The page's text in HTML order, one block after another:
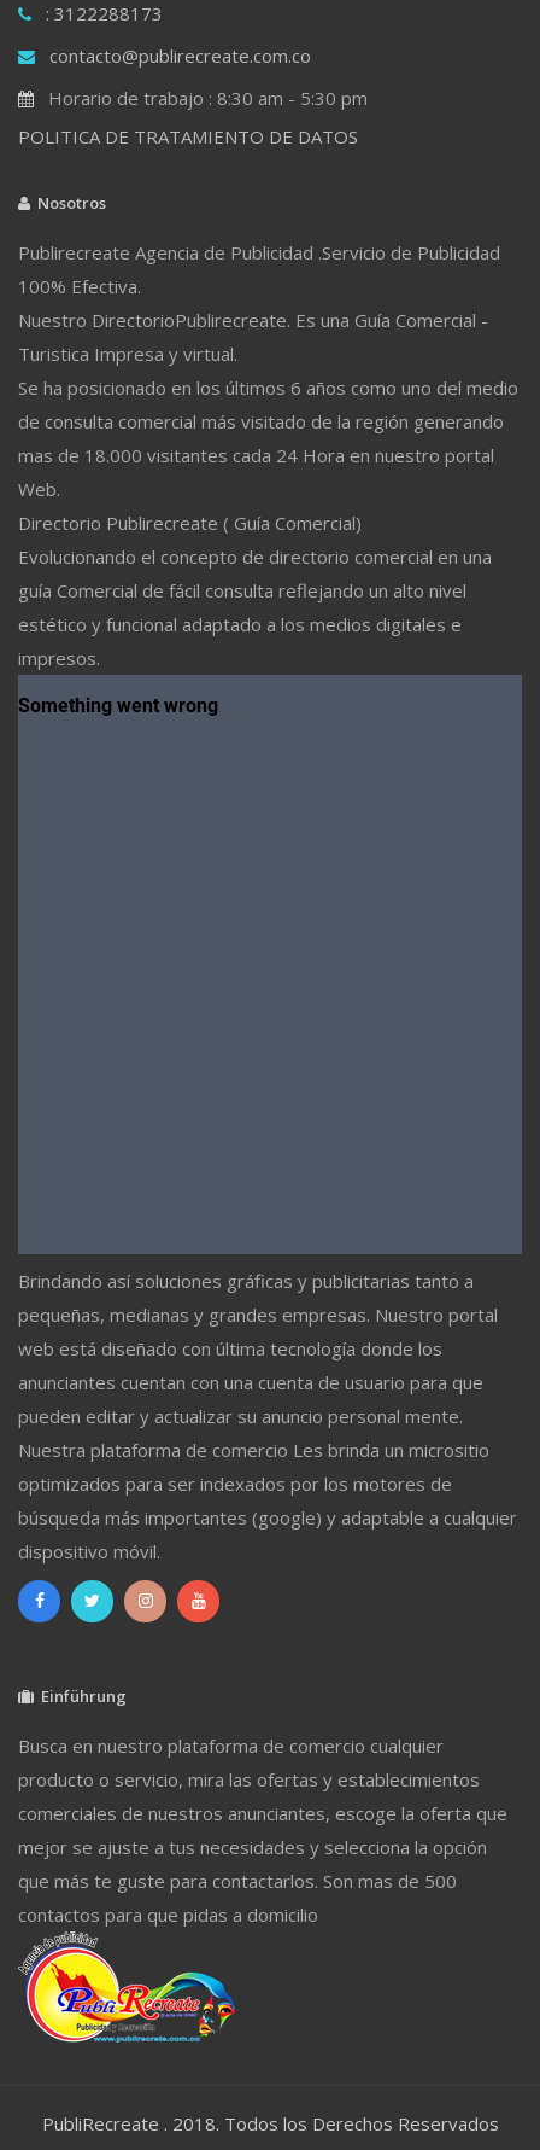
: 3122288173
contacto@publirecreate.com.co
Horario de trabajo : 8:30 am - 5:30 pm
POLITICA DE TRATAMIENTO DE DATOS
Nosotros
Publirecreate Agencia de Publicidad .Servicio de Publicidad
100% Efectiva.
Nuestro DirectorioPublirecreate. Es una Guía Comercial -
Turistica Impresa y virtual.
Se ha posicionado en los últimos 6 años como uno del medio
de consulta comercial más visitado de la región generando
mas de 18.000 visitantes cada 24 Hora en nuestro portal
Web.
Directorio Publirecreate ( Guía Comercial)
Evolucionando el concepto de directorio comercial en una
guía Comercial de fácil consulta reflejando un alto nivel
estético y funcional adaptado a los medios digitales e
impresos.
Brindando así soluciones gráficas y publicitarias tanto a
pequeñas, medianas y grandes empresas. Nuestro portal
web está diseñado con última tecnología donde los
anunciantes cuentan con una cuenta de usuario para que
pueden editar y actualizar su anuncio personal mente.
Nuestra plataforma de comercio Les brinda un micrositio
optimizados para ser indexados por los motores de
búsqueda más importantes (google) y adaptable a cualquier
dispositivo móvil.
Einführung
Busca en nuestro plataforma de comercio cualquier
producto o servicio, mira las ofertas y establecimientos
comerciales de nuestros anunciantes, escoge la oferta que
mejor se ajuste a tus necesidades y selecciona la opción
que más te guste para contactarlos. Son mas de 500
contactos para que pidas a domicilio
PubliRecreate . 2018. Todos los Derechos Reservados